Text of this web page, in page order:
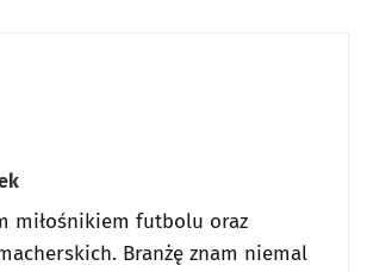
miłośnikiem futbolu oraz
Branżę znam niemal